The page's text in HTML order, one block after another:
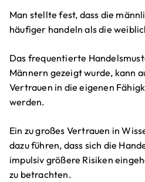
Man stellte fest, dass die
häufiger handeln als die
Das frequentierte
Männern gezeigt wurde, kann
Vertrauen in die eigenen
werden.
Ein zu großes Vertrauen in
dazu führen, dass sich die
impulsiv größere Risiken
zu betrachten.